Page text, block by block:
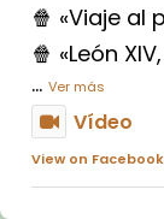
🍿 «Viaje al
🍿 «León
... Ver más
Vídeo
View on Facebook